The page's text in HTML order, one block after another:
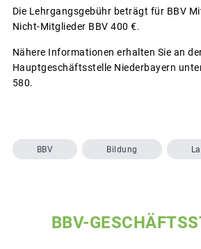
Die Lehrgangsgebühr beträgt für BBV
Nicht-Mitglieder BBV 400 €.
Nähere Informationen erhalten Sie an
Hauptgeschäftsstelle Niederbayern
580.
BBV Bildung
BBV-